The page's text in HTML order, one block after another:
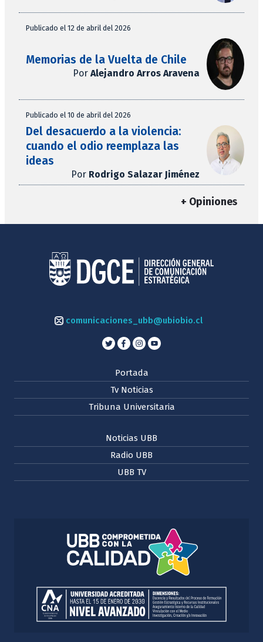
Publicado el 12 de abril del 2026
Memorias de la Vuelta de Chile
Por Alejandro Arros Aravena
Publicado el 10 de abril del 2026
Del desacuerdo a la violencia:
cuando el odio reemplaza las
ideas
Por Rodrigo Salazar Jiménez
+ Opiniones
comunicaciones_ubb@ubiobio.cl
Portada
Tv Noticias
Tribuna Universitaria
Noticias UBB
Radio UBB
UBB TV